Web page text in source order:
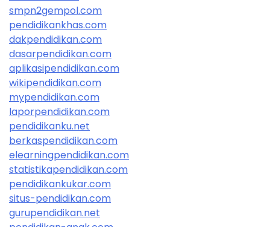
smpn2gempol.com
pendidikankhas.com
dakpendidikan.com
dasarpendidikan.com
aplikasipendidikan.com
wikipendidikan.com
mypendidikan.com
laporpendidikan.com
pendidikanku.net
berkaspendidikan.com
elearningpendidikan.com
statistikapendidikan.com
pendidikankukar.com
situs-pendidikan.com
gurupendidikan.net